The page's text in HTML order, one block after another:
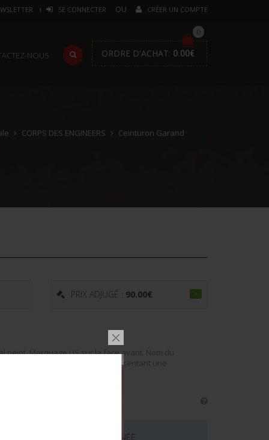
SE CONNECTER CRÉER UN COMPTE
NOUS
0
ORDRE D'ACHAT: 0.00€
CORPS DES ENGINEERS
Ceinturon Garand
PRIX ADJUGÉ : 90.00€
peint. Marquage US sur la face avant. Nom du
number. Pièce terrain présentant une
LOT EST MAINTENANT TERMINÉE